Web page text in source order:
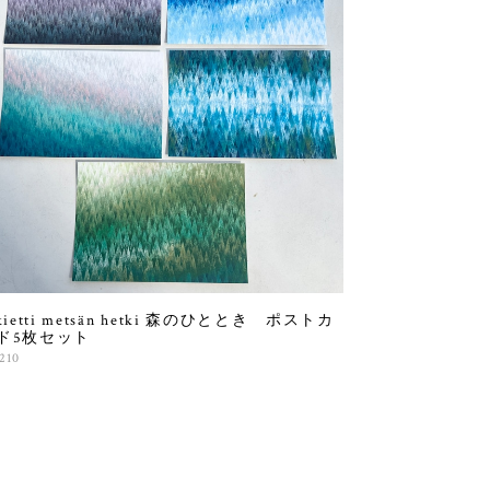
metsän hetki 森のひととき ポストカ
5枚セット